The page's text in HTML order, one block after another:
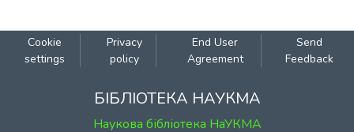
Cookie
settings
Privacy
policy
End User
Agreement
Send
Feedback
БІБЛІОТЕКА НАУКМА
Наукова бібліотека НаУКМА